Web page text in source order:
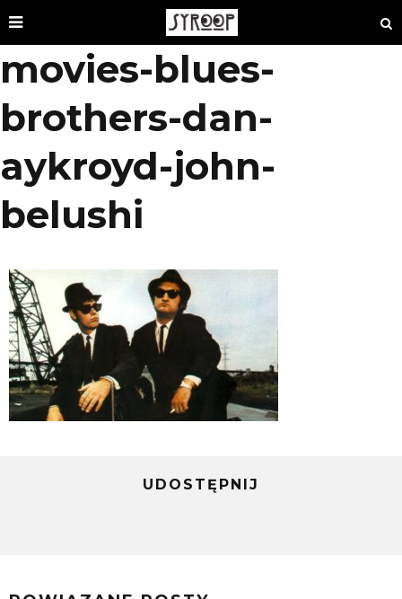
movies-blues-
brothers-dan-
aykroyd-john-
belushi
UDOSTĘPNIJ